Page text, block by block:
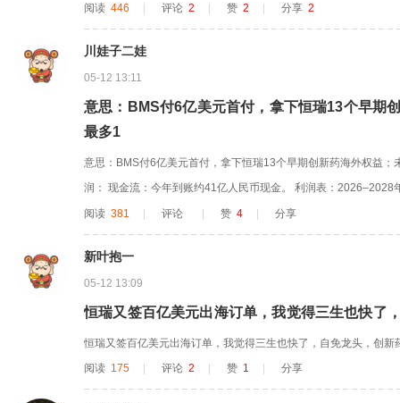
阅读 446 | 评论 2 | 赞 2 | 分享 2
川娃子二娃
05-12 13:11
意思：BMS付6亿美元首付，拿下恒瑞13个早期
最多1
意思：BMS付6亿美元首付，拿下恒瑞13个早期创新药海外权益；
润： 现金流：今年到账约41亿人民币现金。 利润表：2026–2028
亿；2026年先增厚约12–14亿。
阅读 381 | 评论 | 赞 4 | 分享
新叶抱一
05-12 13:09
恒瑞又签百亿美元出海订单，我觉得三生也快了
恒瑞又签百亿美元出海订单，我觉得三生也快了，自免龙头，创新
阅读 175 评论 2 赞 1 分享